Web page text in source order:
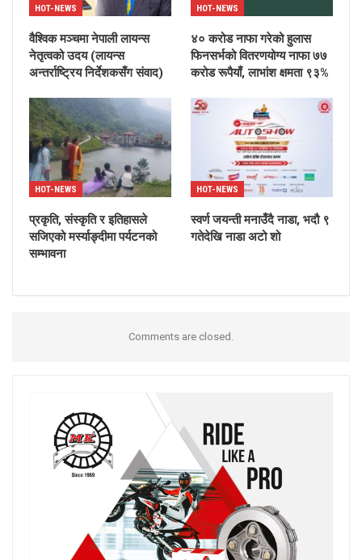
HOT-NEWS
वैश्विक मञ्चमा नेपाली लायन्स
नेतृत्वको उदय (लायन्स
अन्तर्राष्ट्रिय निर्देशकसँग संवाद)
HOT-NEWS
४० करोड नाफा गरेको हुलास
फिनसर्भको वितरणयोग्य नाफा ७७
करोड रूपैयाँ, लाभांश क्षमता ९३%
HOT-NEWS
प्रकृति, संस्कृति र इतिहासले
सजिएको मर्स्याङ्दीमा पर्यटनको
सम्भावना
HOT-NEWS
स्वर्ण जयन्ती मनाउँदै नाडा, भदौ ९
गतेदेखि नाडा अटो शो
Comments are closed.